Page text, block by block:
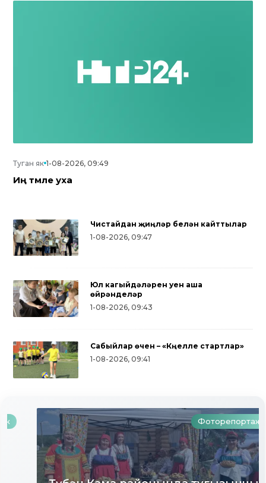
Туган як 1-08-2026, 09:49
Иң тәмле уха
Чистайдан җиңүләр белән кайттылар
1-08-2026, 09:47
Юл кагыйдәләрен уен аша
өйрәнделәр
1-08-2026, 09:43
Сабыйлар өчен – «Күңелле стартлар»
1-08-2026, 09:41
Фоторепортаж